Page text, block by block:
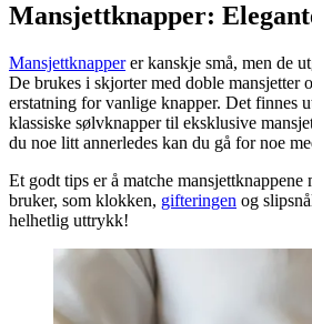
Mansjettknapper:
Mansjettknapperer kanskje små, men de
De brukes i skjorter med doble mansjetter
erstatning for vanlige knapper. Det finnes
klassiske sølvknapper til eksklusive
du noe litt annerledes kan du gå for noe
Et godt tips er å matche mansjettknappene
bruker, som klokken, gifteringen og
helhetlig uttrykk!